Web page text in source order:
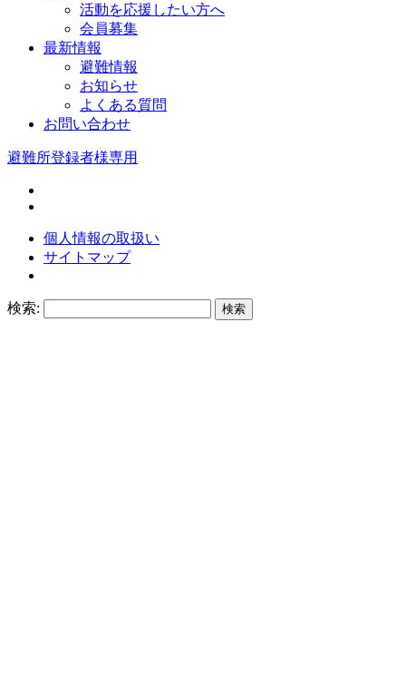
活動を応援したい方へ
会員募集
最新情報
避難情報
お知らせ
よくある質問
お問い合わせ
避難所登録者様専用
個人情報の取扱い
サイトマップ
検索: